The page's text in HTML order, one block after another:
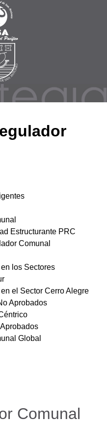
Estructurante PRC
Comunal
los Sectores
el Sector Cerro Alegre
Aprobados
Global
Comunal